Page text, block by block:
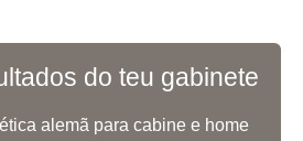
do teu gabinete
alemã para cabine e home